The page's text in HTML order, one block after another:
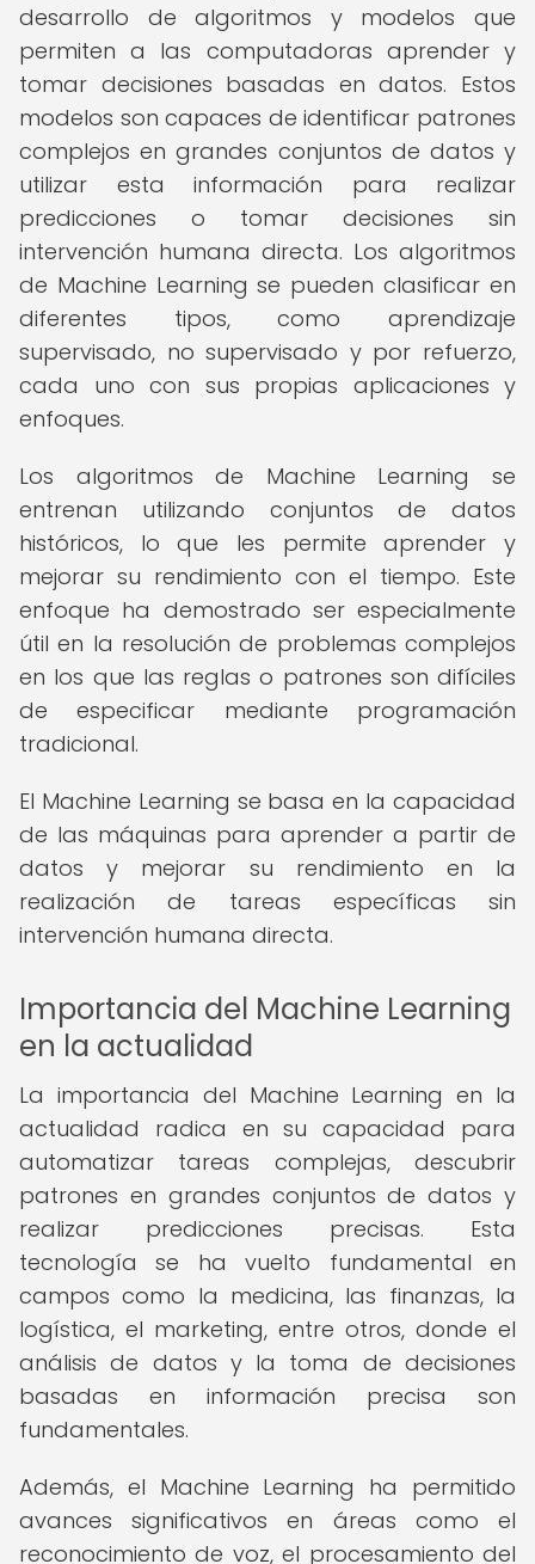
desarrollo de algoritmos y modelos que
permiten a las computadoras aprender y
tomar decisiones basadas en datos. Estos
modelos son capaces de identificar patrones
complejos en grandes conjuntos de datos y
utilizar esta información para realizar
predicciones o tomar decisiones sin
intervención humana directa. Los algoritmos
de Machine Learning se pueden clasificar en
diferentes tipos, como aprendizaje
supervisado, no supervisado y por refuerzo,
cada uno con sus propias aplicaciones y
enfoques.
Los algoritmos de Machine Learning se
entrenan utilizando conjuntos de datos
históricos, lo que les permite aprender y
mejorar su rendimiento con el tiempo. Este
enfoque ha demostrado ser especialmente
útil en la resolución de problemas complejos
en los que las reglas o patrones son difíciles
de especificar mediante programación
tradicional.
El Machine Learning se basa en la capacidad
de las máquinas para aprender a partir de
datos y mejorar su rendimiento en la
realización de tareas específicas sin
intervención humana directa.
Importancia del Machine Learning
en la actualidad
La importancia del Machine Learning en la
actualidad radica en su capacidad para
automatizar tareas complejas, descubrir
patrones en grandes conjuntos de datos y
realizar predicciones precisas. Esta
tecnología se ha vuelto fundamental en
campos como la medicina, las finanzas, la
logística, el marketing, entre otros, donde el
análisis de datos y la toma de decisiones
basadas en información precisa son
fundamentales.
Además, el Machine Learning ha permitido
avances significativos en áreas como el
reconocimiento de voz, el procesamiento del